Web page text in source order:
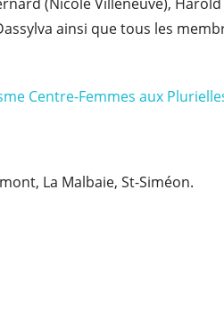
ainsi que tous les
Centre-Femmes aux
La Malbaie, St-Siméon.